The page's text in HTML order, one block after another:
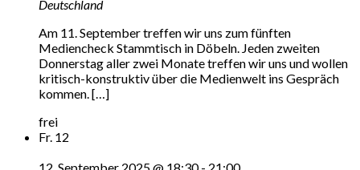
Deutschland
Am 11. September treffen wir uns zum fünften
Mediencheck Stammtisch in Döbeln. Jeden zweiten
Donnerstag aller zwei Monate treffen wir uns und wollen
kritisch-konstruktiv über die Medienwelt ins Gespräch
kommen. […]
frei
Fr. 12